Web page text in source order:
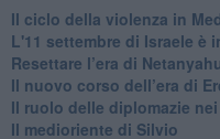
Il ciclo della violenza in
L'11 settembre di Israele è
Resettare l’era di
​Il nuovo corso dell’era di
Il ruolo delle diplomazie
Il medioriente di Silvio